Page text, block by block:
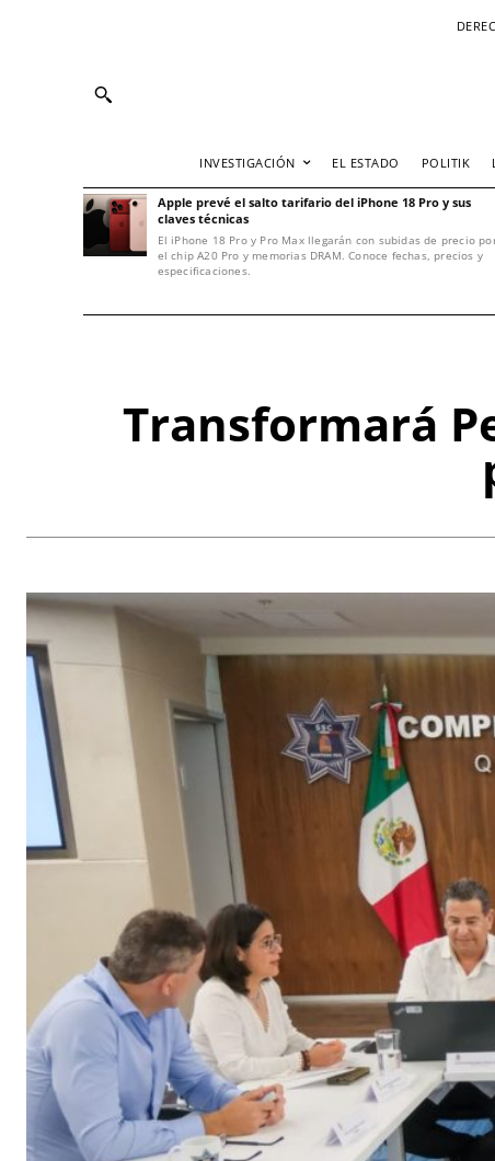
INVESTIGACIÓN EL ESTADO POLITIK
Apple prevé el salto tarifario del iPhone 18 Pro y sus
claves técnicas
El iPhone 18 Pro y Pro Max llegarán con subidas de precio
el chip A20 Pro y memorias DRAM. Conoce fechas, precios y
especificaciones.
Transformará